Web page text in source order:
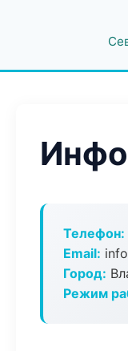
Телефон:
Email:
Город:
Режим